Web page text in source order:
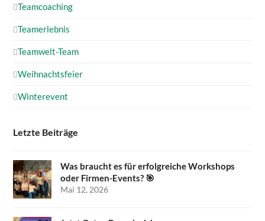
Teamcoaching
Teamerlebnis
Teamwelt-Team
Weihnachtsfeier
Winterevent
Letzte Beiträge
Was braucht es für erfolgreiche Workshops
oder Firmen-Events? 🎯
Mai 12, 2026